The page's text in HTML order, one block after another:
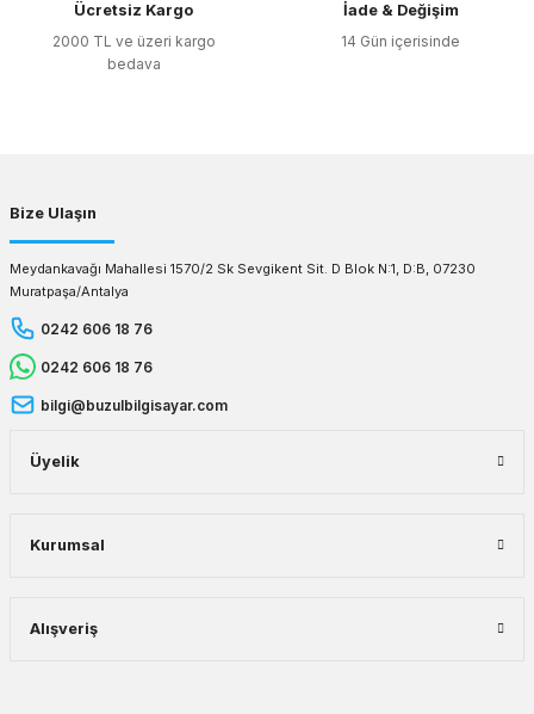
Ücretsiz Kargo
2000 TL ve üzeri kargo
bedava
İade & Değişim
14 Gün içerisinde
Bize Ulaşın
Meydankavağı Mahallesi 1570/2 Sk Sevgikent Sit. D Blok N:1, D:B, 07230
Muratpaşa/Antalya
0242 606 18 76
0242 606 18 76
bilgi@buzulbilgisayar.com
Üyelik
Kurumsal
Alışveriş